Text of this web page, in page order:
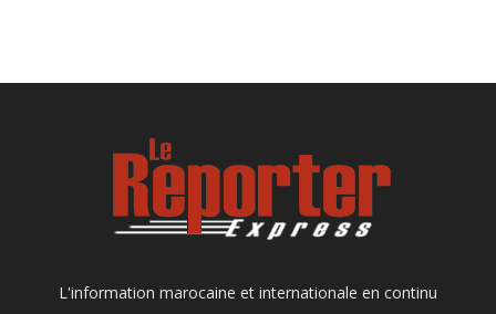
L'information marocaine et internationale en continu